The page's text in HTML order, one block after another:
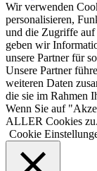
Wir verwenden
personalisieren,
und die Zugriffe auf
geben wir
unsere Partner für
Unsere Partner
weiteren Daten
die sie im Rahmen
Wenn Sie auf
ALLER Cookies zu.
Cookie